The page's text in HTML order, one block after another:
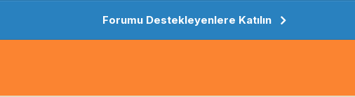
Forumu Destekleyenlere Katılın